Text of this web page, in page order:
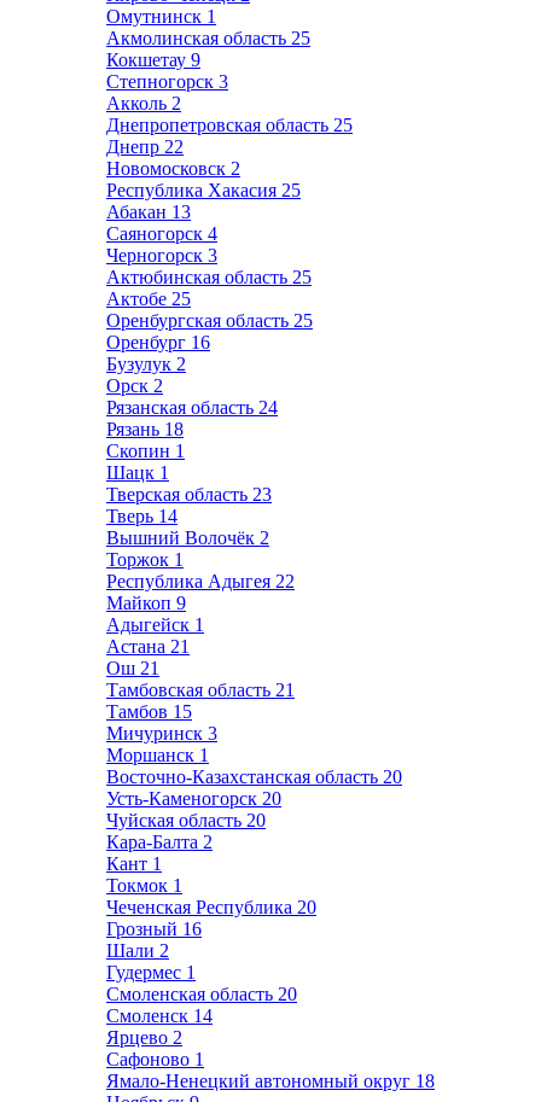
Омутнинск 1
Акмолинская область 25
Кокшетау 9
Степногорск 3
Акколь 2
Днепропетровская область 25
Днепр 22
Новомосковск 2
Республика Хакасия 25
Абакан 13
Саяногорск 4
Черногорск 3
Актюбинская область 25
Актобе 25
Оренбургская область 25
Оренбург 16
Бузулук 2
Орск 2
Рязанская область 24
Рязань 18
Скопин 1
Шацк 1
Тверская область 23
Тверь 14
Вышний Волочёк 2
Торжок 1
Республика Адыгея 22
Майкоп 9
Адыгейск 1
Астана 21
Ош 21
Тамбовская область 21
Тамбов 15
Мичуринск 3
Моршанск 1
Восточно-Казахстанская область 20
Усть-Каменогорск 20
Чуйская область 20
Кара-Балта 2
Кант 1
Токмок 1
Чеченская Республика 20
Грозный 16
Шали 2
Гудермес 1
Смоленская область 20
Смоленск 14
Ярцево 2
Сафоново 1
Ямало-Ненецкий автономный округ 18